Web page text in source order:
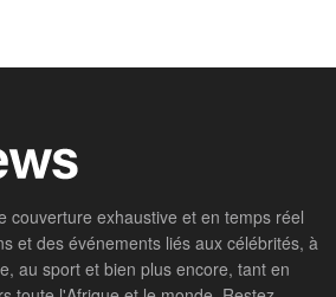
couverture exhaustive et en temps réel
et des événements liés aux célébrités, à
au sport et bien plus encore, tant en